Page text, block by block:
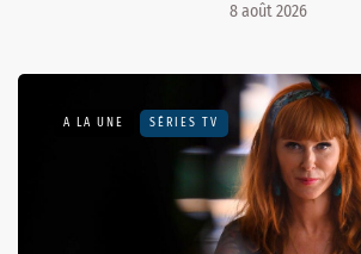
8 août 2026
A LA UNE SÉRIES TV